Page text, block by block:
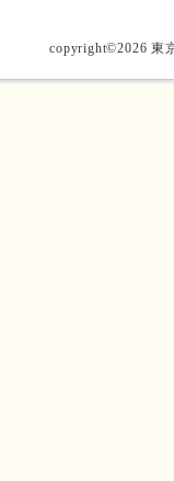
copyright©2026 東